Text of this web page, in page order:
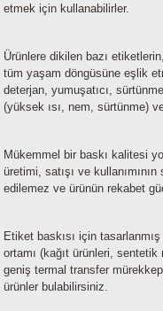
etmek için kullanabilirler.
Ürünlere dikilen bazı
tüm yaşam döngüsüne eşlik
deterjan, yumuşatıcı,
(yüksek ısı, nem, sürtünme)
Mükemmel bir baskı kalitesi
üretimi, satışı ve
edilemez ve ürünün rekabet
Etiket baskısı için
ortamı (kağıt ürünleri,
geniş termal transfer
ürünler bulabilirsiniz.